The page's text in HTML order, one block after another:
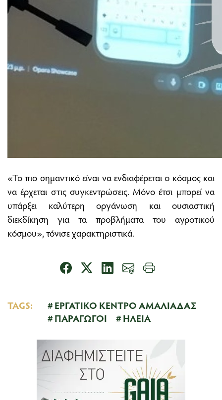
«Το πιο σημαντικό είναι να ενδιαφέρεται ο κόσμος και
να έρχεται στις συγκεντρώσεις. Μόνο έτσι μπορεί να
υπάρξει καλύτερη οργάνωση και ουσιαστική
διεκδίκηση για τα προβλήματα του αγροτικού
κόσμου», τόνισε χαρακτηριστικά.
TAGS:
ΕΡΓΑΤΙΚΟ ΚΕΝΤΡΟ ΑΜΑΛΙΑΔΑΣ
ΠΑΡΑΓΩΓΟΙ
ΗΛΕΙΑ